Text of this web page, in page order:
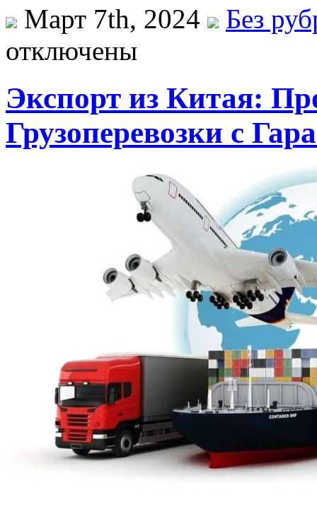
Март 7th, 2024
Без
отключены
Экспорт из Китая:
Грузоперевозки с